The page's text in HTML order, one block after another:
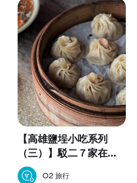
【高雄鹽埕小吃系列
（三）】駁二７家在地
人不願透漏的美食
O2 旅行